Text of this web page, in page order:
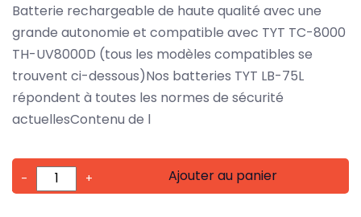
Batterie rechargeable de haute qualité avec une
grande autonomie et compatible avec TYT TC-8000
TH-UV8000D (tous les modèles compatibles se
trouvent ci-dessous)Nos batteries TYT LB-75L
répondent à toutes les normes de sécurité
actuellesContenu de l
- + Ajouter au panier